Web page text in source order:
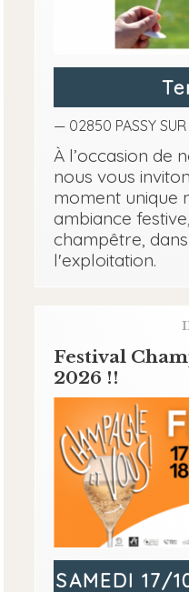
— 02850 PASSY SUR
À l’occasion de
nous vous
moment unique
ambiance
champêtre,
l'exploitation.
Festival
2026 !!
SAMEDI 17/